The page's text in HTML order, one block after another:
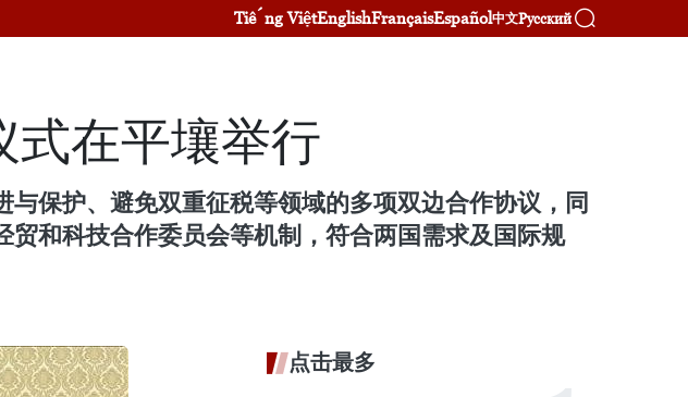
Tiếng ViệtEnglishFrançaisEspañol中文Русский
式在平壤举行
保护、避免双重征税等领域的多项双边合作协议，同
和科技合作委员会等机制，符合两国需求及国际规
点击最多